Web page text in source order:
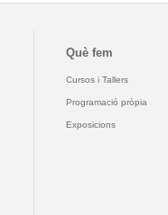
Què fem
Cursos i Tallers
Programació pròpia
Exposicions